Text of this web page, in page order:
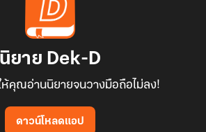
นิยาย Dek-D
ห้คุณอ่านนิยายจนวางมือถือไม่ลง!
ดาวน์โหลดแอป